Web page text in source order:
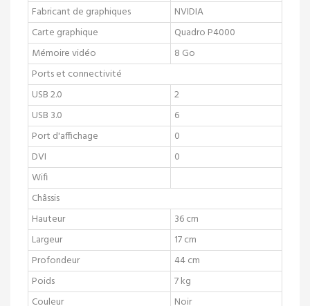
Fabricant de graphiques
NVIDIA
Carte graphique
Quadro P4000
Mémoire vidéo
8 Go
Ports et connectivité
USB 2.0
2
USB 3.0
6
Port d'affichage
0
DVI
0
Wifi
Châssis
Hauteur
36 cm
Largeur
17 cm
Profondeur
44 cm
Poids
7 kg
Couleur
Noir